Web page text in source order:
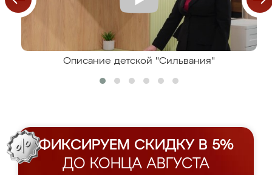
Описание детской "Сильвания"
ФИКСИРУЕМ СКИДКУ В 5%
ДО КОНЦА АВГУСТА